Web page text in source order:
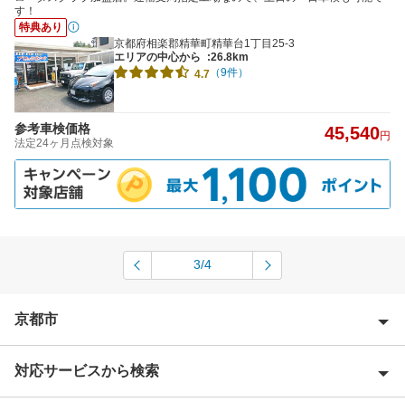
す！
特典あり
京都府相楽郡精華町精華台1丁目25-3
エリアの中心から
:26.8km
4.7 （9件）
参考車検価格
法定24ヶ月点検対象 45,540円
3/4
京都市
京都市右京区
対応サービスから検索